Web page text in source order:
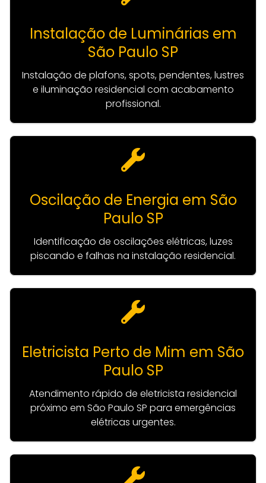
Instalação de Luminárias em
São Paulo SP
Instalação de plafons, spots, pendentes, lustres
e iluminação residencial com acabamento
profissional.
Oscilação de Energia em São
Paulo SP
Identificação de oscilações elétricas, luzes
piscando e falhas na instalação residencial.
Eletricista Perto de Mim em São
Paulo SP
Atendimento rápido de eletricista residencial
próximo em São Paulo SP para emergências
elétricas urgentes.